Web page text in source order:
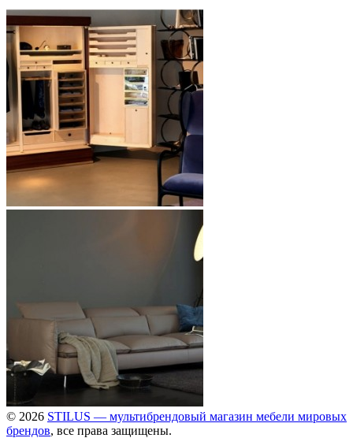
© 2026 STILUS — мультибрендовый магазин мебели мировых
брендов, все права защищены.